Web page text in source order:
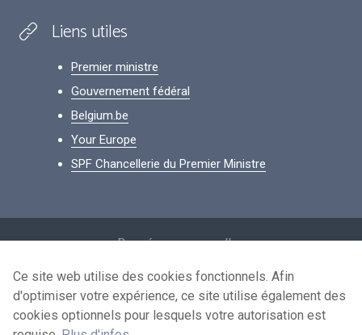
Liens utiles
Premier ministre
Gouvernement fédéral
Belgium.be
Your Europe
SPF Chancellerie du Premier Ministre
Données personnelles
Conditions de réutilisation
Contactez-nous
Ce site web utilise des cookies fonctionnels. Afin
d'optimiser votre expérience, ce site utilise également des
cookies optionnels pour lesquels votre autorisation est